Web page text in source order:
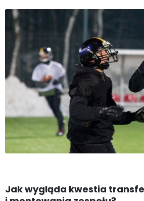
Jak wygląda kwestia